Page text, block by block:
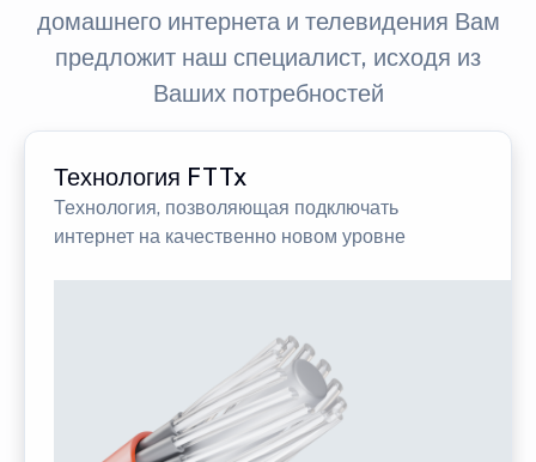
домашнего интернета и телевидения Вам
предложит наш специалист, исходя из
Ваших потребностей
Технология FTTx
Технология, позволяющая подключать
интернет на качественно новом уровне